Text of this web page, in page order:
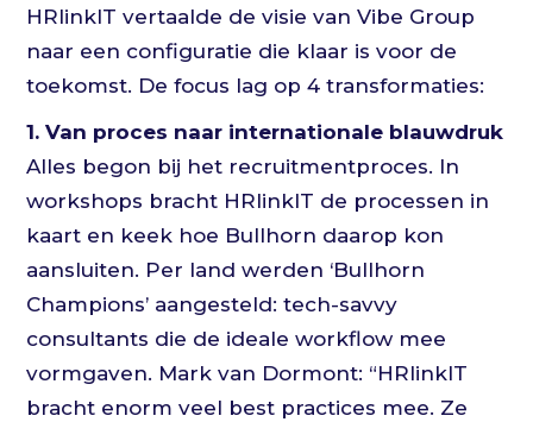
HRlinkIT vertaalde de visie van Vibe Group
naar een configuratie die klaar is voor de
toekomst. De focus lag op 4 transformaties:
1. Van proces naar internationale blauwdruk
Alles begon bij het recruitmentproces. In
workshops bracht HRlinkIT de processen in
kaart en keek hoe Bullhorn daarop kon
aansluiten. Per land werden ‘Bullhorn
Champions’ aangesteld: tech-savvy
consultants die de ideale workflow mee
vormgaven. Mark van Dormont: “HRlinkIT
bracht enorm veel best practices mee. Ze